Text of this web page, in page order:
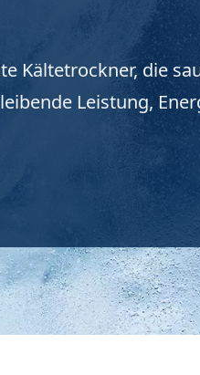
Kältetrockner, die
Leistung,